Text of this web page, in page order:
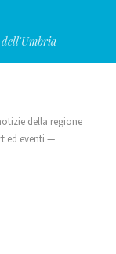
della regione
ed eventi —